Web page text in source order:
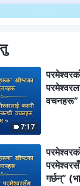
7:17
गर्छन्”